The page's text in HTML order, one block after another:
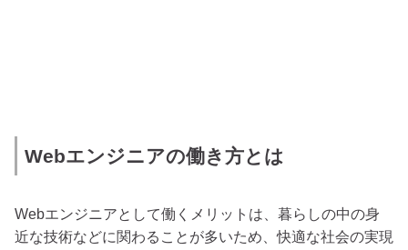
Webエンジニアの働き方とは
Webエンジニアとして働くメリットは、暮らしの中の身
近な技術などに関わることが多いため、快適な社会の実現